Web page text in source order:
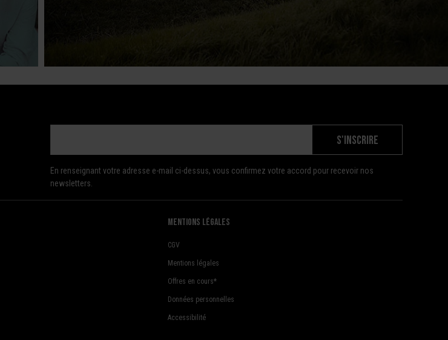
S'INSCRIRE
En renseignant votre adresse e-mail ci-dessus, vous confirmez votre accord pour recevoir nos
newsletters.
mentions légales
CGV
Mentions légales
Offres en cours*
Données personnelles
Accessibilité